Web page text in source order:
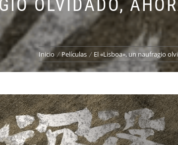
OLVIDADO,
Inicio Películas El «Lisboa», un naufragio